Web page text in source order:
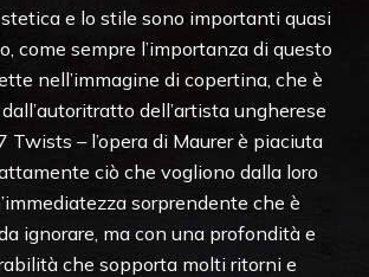
e lo stile sono importanti quasi
come sempre l’importanza di questo
nell’immagine di copertina, che è
dell’artista ungherese
Twists – l’opera di Maurer è piaciuta
ciò che vogliono dalla loro
sorprendente che è
ignorare, ma con una profondità e
che sopporta molti ritorni e